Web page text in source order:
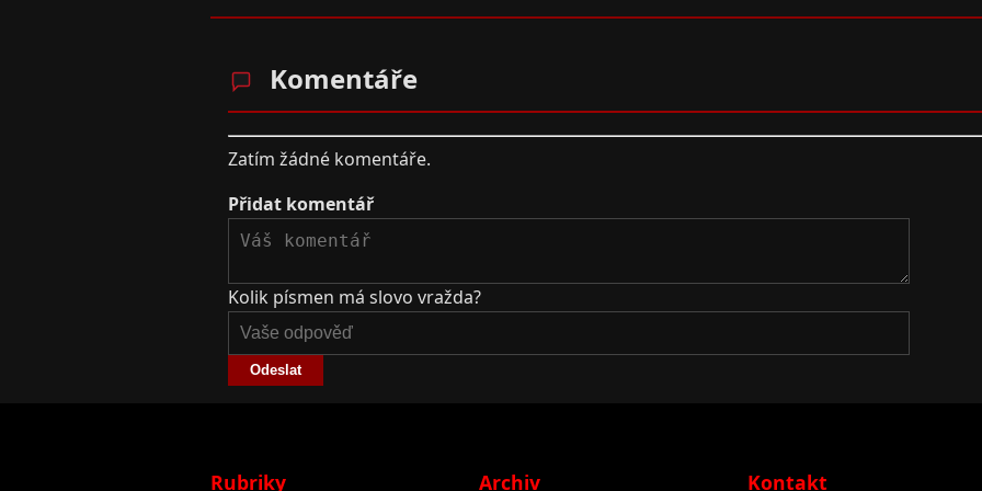
Komentáře
Zatím žádné komentáře.
Přidat komentář
Kolik písmen má slovo vražda?
Odeslat
Rubriky Archiv Kontakt